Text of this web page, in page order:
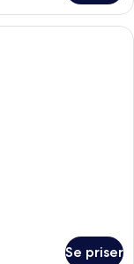
med två sängar, ett
Se priser